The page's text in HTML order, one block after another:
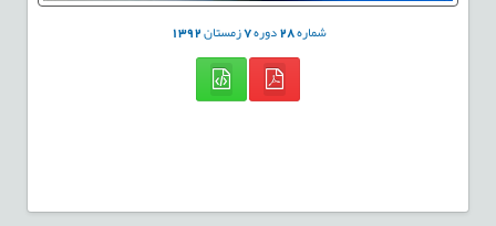
شماره28دوره7زمستان1392